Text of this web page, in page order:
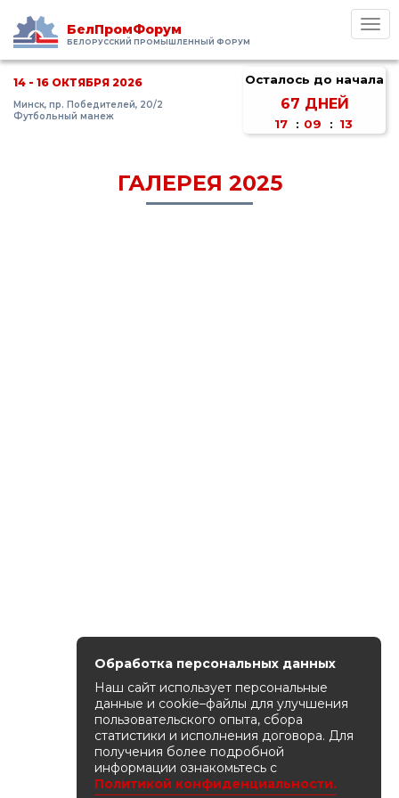
БелПромФорум
БЕЛОРУССКИЙ ПРОМЫШЛЕННЫЙ ФОРУМ
14 - 16 ОКТЯБРЯ 2026
Минск, пр. Победителей, 20/2
Футбольный манеж
Осталось до начала
67 ДНЕЙ
17 : 09 : 13
ГАЛЕРЕЯ 2025
Обработка персональных данных
Наш сайт использует персональные
данные и cookie–файлы для улучшения
пользовательского опыта, сбора
статистики и исполнения договора. Для
получения более подробной
информации ознакомьтесь с
Политикой конфиденциальности.